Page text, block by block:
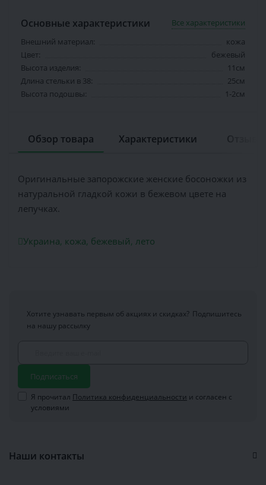
Основные характеристики
Все характеристики
Внешний материал:
кожа
Цвет:
бежевый
Высота изделия:
11см
Длина стельки в 38:
25см
Высота подошвы:
1-2см
Обзор товара Характеристики
Оригинальные запорожские женские босоножки из
натуральной гладкой кожи в бежевом цвете на
лепучках.
Украина, кожа, бежевый, лето
Хотите узнавать первым об акциях и скидках? Подпишитесь
на нашу рассылку
Подписаться
Я прочитал Политика конфиденциальности и согласен с
условиями
Наши контакты